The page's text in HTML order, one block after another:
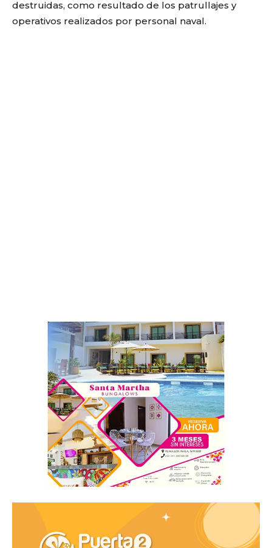
destruidas, como resultado de los patrullajes y
operativos realizados por personal naval.